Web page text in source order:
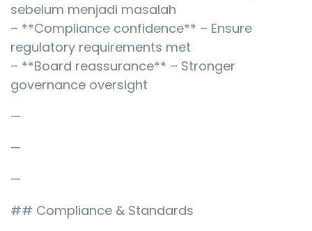
sebelum menjadi masalah
– **Compliance confidence** – Ensure
regulatory requirements met
– **Board reassurance** – Stronger
governance oversight
—
—
—
## Compliance & Standards